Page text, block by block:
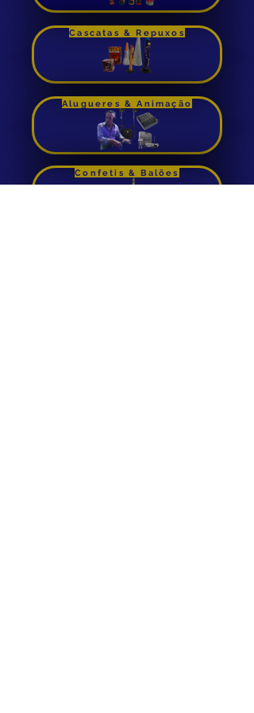
Comprar
Cascatas & Repuxos
Alugueres & Animação
Confetis & Balões